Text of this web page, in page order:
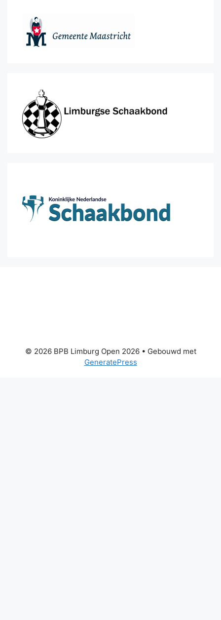
© 2026 BPB Limburg Open 2026• Gebouwd met
GeneratePress